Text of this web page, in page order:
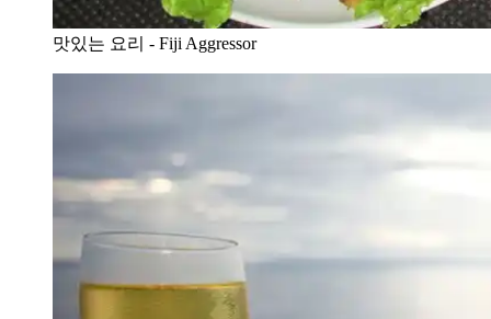
맛있는 요리 - Fiji Aggressor